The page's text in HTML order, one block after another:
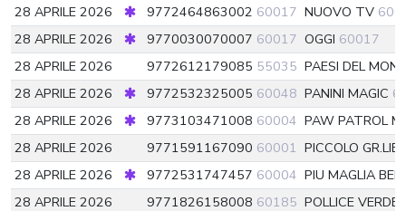
28 APRILE 2026
9772464863002 60017 NUOVO TV
28 APRILE 2026
9770030070007 60017 OGGI 60017
28 APRILE 2026
9772612179085 55035 PAESI DEL
28 APRILE 2026
9772532325005 60048 PANINI MAGIC
28 APRILE 2026
9773103471008 60004 PAW PATROL
28 APRILE 2026
9771591167090 60001 PICCOLO
28 APRILE 2026
9772531747457 60004 PIU MAGLIA
28 APRILE 2026
9771826158008 60185 POLLICE VERDE